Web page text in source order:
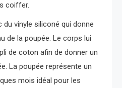
coiffer.
vinyle siliconé qui donne
de la poupée. Le corps lui
de coton afin de donner un
La poupée représente un
mois idéal pour les